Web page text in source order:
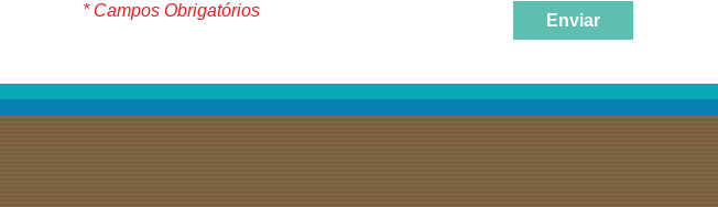
* Campos Obrigatórios
Enviar